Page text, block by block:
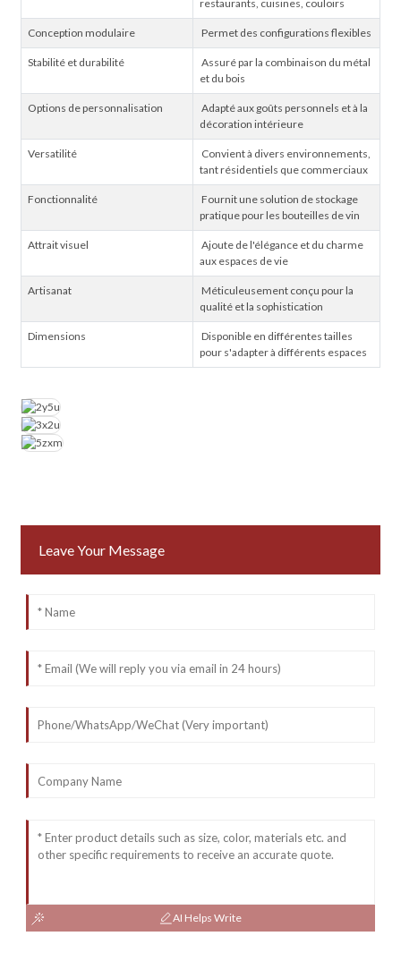
restaurants, cuisines, couloirs
Conception modulaire Permet des configurations flexibles
Stabilité et durabilité
Assuré par la combinaison du métal
et du bois
Options de personnalisation
Adapté aux goûts personnels et à la
décoration intérieure
Versatilité
Convient à divers environnements,
tant résidentiels que commerciaux
Fonctionnalité
Fournit une solution de stockage
pratique pour les bouteilles de vin
Attrait visuel
Ajoute de l'élégance et du charme
aux espaces de vie
Artisanat
Méticuleusement conçu pour la
qualité et la sophistication
Dimensions
Disponible en différentes tailles
pour s'adapter à différents espaces
Leave Your Message
AI Helps Write